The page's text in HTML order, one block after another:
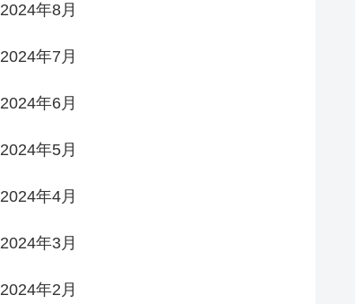
2024年8月
2024年7月
2024年6月
2024年5月
2024年4月
2024年3月
2024年2月